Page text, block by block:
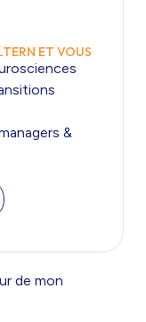
ET VOUS
&
de mon